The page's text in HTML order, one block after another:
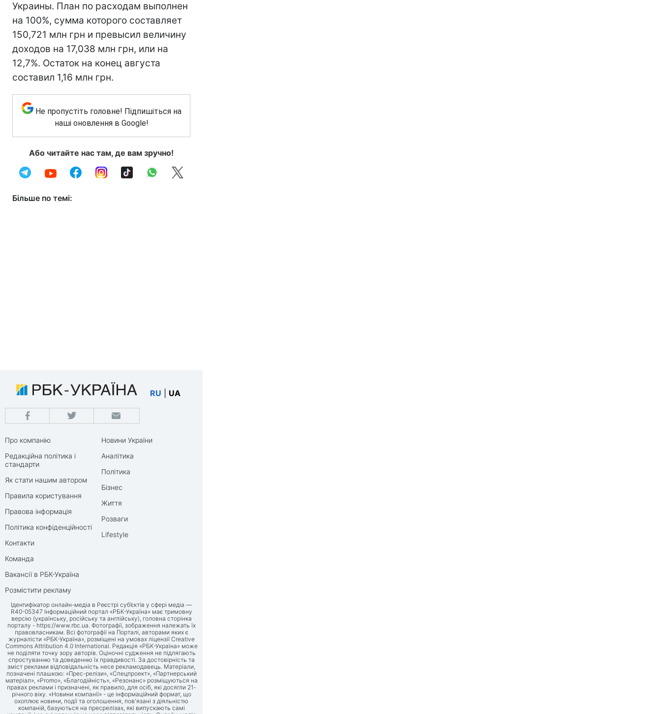
Украины. План по расходам выполнен
на 100%, сумма которого составляет
150,721 млн грн и превысил величину
доходов на 17,038 млн грн, или на
12,7%. Остаток на конец августа
составил 1,16 млн грн.
Не пропустіть головне! Підпишіться на
наші оновлення в Google!
Або читайте нас там, де вам зручно!
Більше по темі:
RU UA
Про компанію
Редакційна політика і
стандарти
Як стати нашим автором
Правила користування
Правова інформація
Політика конфіденційності
Контакти
Команда
Вакансії в РБК-Україна
Розмістити рекламу
Новини України
Аналітика
Політика
Бізнес
Життя
Розваги
Lifestyle
Ідентифікатор онлайн-медіа в Реєстрі суб’єктів у сфері медіа —
R40-05347 Інформаційний портал «РБК-Україна» має тримовну
версію (українську, російську та англійську), головна сторінка
порталу - https://www.rbc.ua. Фотографії, зображення належать їх
правовласникам. Всі фотографії на Порталі, авторами яких є
журналісти «РБК-Україна», розміщені на умовах ліцензії Creative
Commons Attribution 4.0 International. Редакція «РБК-Україна» може
не поділяти точку зору авторів. Оціночні судження не підлягають
спростуванню та доведенню їх правдивості. За достовірність та
зміст реклами відповідальність несе рекламодавець. Матеріали,
позначені плашкою: «Прес-релізи», «Спецпроект», «Партнерський
матеріал», «Promo», «Благодійність», «Резонанс» розміщуються на
правах реклами і призначені, як правило, для осіб, які досягли 21-
річного віку. «Новини компанії» - це інформаційний формат, що
охоплює новини, події та оголошення, пов'язані з діяльністю
компаній, базуються на пресрелізах, які випускають самі